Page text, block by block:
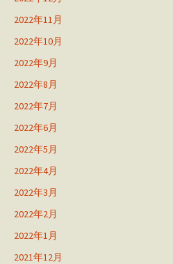
2022年11月
2022年10月
2022年9月
2022年8月
2022年7月
2022年6月
2022年5月
2022年4月
2022年3月
2022年2月
2022年1月
2021年12月